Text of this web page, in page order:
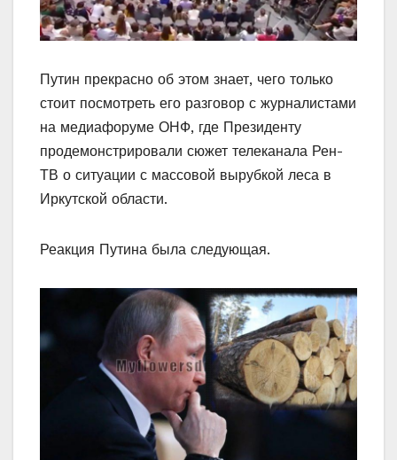
Путин прекрасно об этом знает, чего только
стоит посмотреть его разговор с журналистами
на медиафоруме ОНФ, где Президенту
продемонстрировали сюжет телеканала Рен-
ТВ о ситуации с массовой вырубкой леса в
Иркутской области.
Реакция Путина была следующая.